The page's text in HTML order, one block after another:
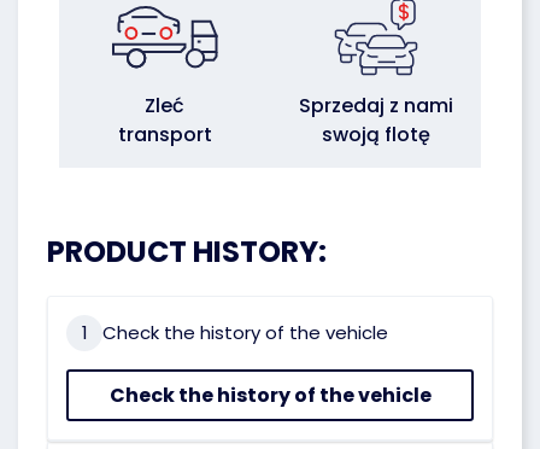
Zleć
transport
Sprzedaj z nami
swoją flotę
PRODUCT HISTORY:
1 Check the history of the vehicle
Check the history of the vehicle